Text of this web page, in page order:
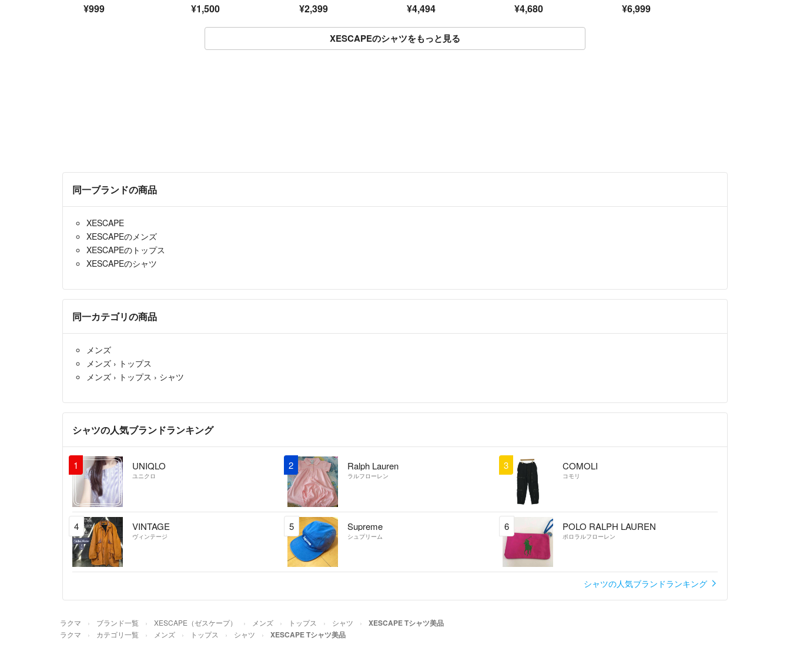
¥999 ¥1,500 ¥2,399 ¥4,494 ¥4,680 ¥6,999
XESCAPEのシャツをもっと見る
同一ブランドの商品
XESCAPE
XESCAPEのメンズ
XESCAPEのトップス
XESCAPEのシャツ
同一カテゴリの商品
メンズ
メンズ › トップス
メンズ › トップス › シャツ
シャツの人気ブランドランキング
1 UNIQLO
ユニクロ
2 Ralph Lauren
ラルフローレン
3 COMOLI
コモリ
4 VINTAGE
ヴィンテージ
5 Supreme
シュプリーム
6 POLO RALPH LAUREN
ポロラルフローレン
シャツの人気ブランドランキング
ラクマ ブランド一覧 XESCAPE（ゼスケープ） メンズ トップス シャツ XESCAPE Tシャツ美品
ラクマ カテゴリ一覧 メンズ トップス シャツ XESCAPE Tシャツ美品